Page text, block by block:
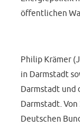
öffentlichen
Philip Krämer
in Darmstadt
Darmstadt und
Darmstadt.
Deutschen